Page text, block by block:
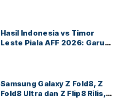
Hasil Indonesia vs Timor
Leste Piala AFF 2026: Garuda
Samsung Galaxy Z Fold8, Z
Fold8 Ultra dan Z Flip8 Rilis,